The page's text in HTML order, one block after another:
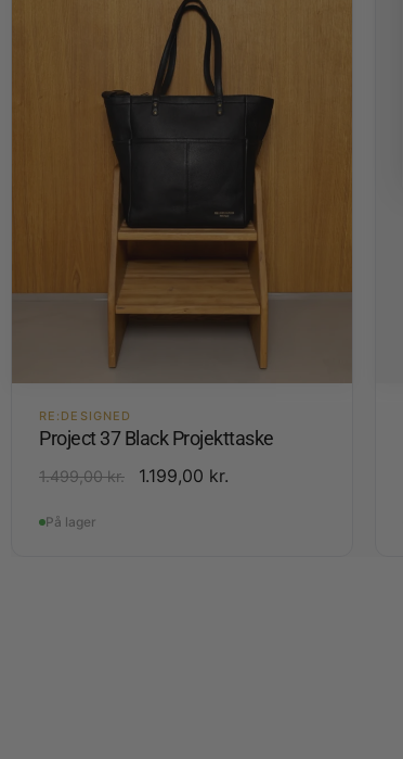
RE:DESIGNED
Project 37 Black Projekttaske
1.499,00kr. 1.199,00 kr.
På lager